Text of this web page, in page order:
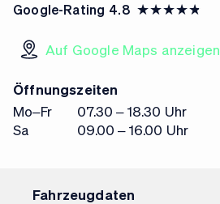
Google-Rating 4.8
Auf Google Maps anzeigen
Öffnungszeiten
Mo–Fr
07.30 – 18.30 Uhr
Sa
09.00 – 16.00 Uhr
Fahrzeugdaten